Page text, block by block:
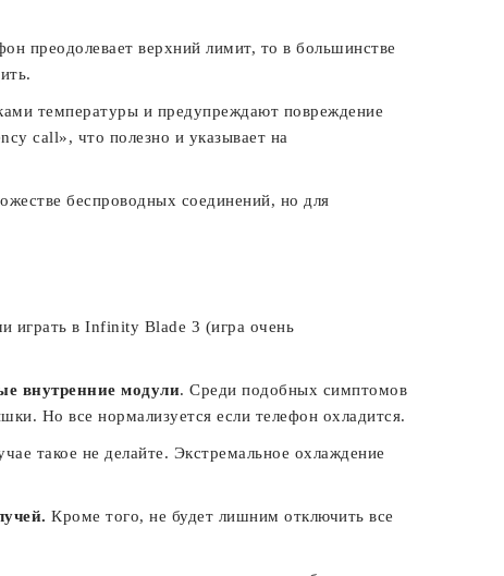
преодолевает верхний лимит, то в большинстве
температуры и предупреждают повреждение
call», что полезно и указывает на
беспроводных соединений, но для
играть в Infinity Blade 3 (игра очень
внутренние модули. Среди подобных симптомов
Но все нормализуется если телефон охладится.
такое не делайте. Экстремальное охлаждение
Кроме того, не будет лишним отключить все